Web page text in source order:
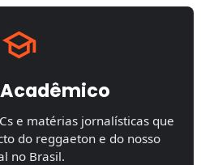
e matérias jornalísticas que
do reggaeton e do nosso
no Brasil.